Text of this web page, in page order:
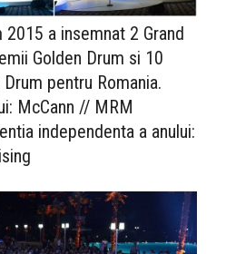
2015 a insemnat 2 Grand
Golden Drum si 10
pentru Romania.
McCann // MRM
independenta a anului: